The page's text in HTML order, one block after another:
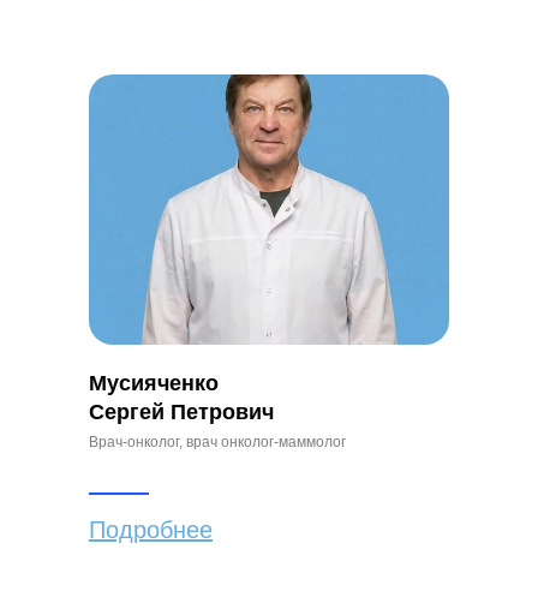
Мусияченко
Сергей Петрович
Врач-онколог, врач онколог-маммолог
Подробнее